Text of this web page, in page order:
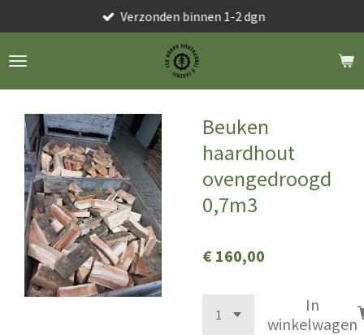
direct
naar
Verzonden binnen 1-2 dgn
Beuken
haardhout
ovengedroogd
0,7m3
€ 160,00
In
winkelwagen